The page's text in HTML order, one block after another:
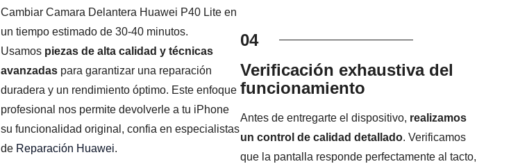
Cambiar Camara Delantera Huawei P40 Lite en
un tiempo estimado de 30-40 minutos.
Usamos piezas de alta calidad y técnicas
avanzadaspara garantizar una reparación
duradera y un rendimiento óptimo. Este enfoque
profesional nos permite devolverle a tu iPhone
su funcionalidad original, confia en especialistas
de Reparación Huawei.
04
Verificación exhaustiva del
funcionamiento
Antes de entregarte el dispositivo, realizamos
un control de calidad detallado. Verificamos
que la pantalla responde perfectamente al tacto,